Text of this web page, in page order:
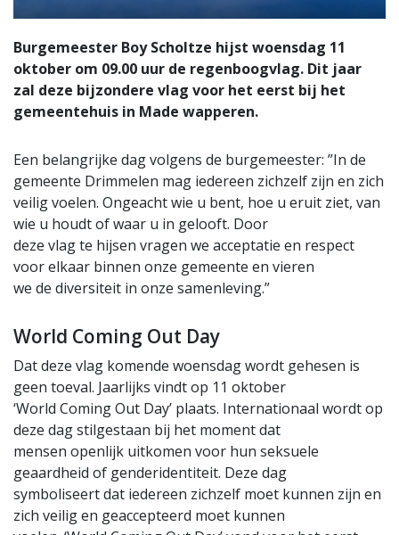
Burgemeester Boy Scholtze hijst woensdag 11
oktober om 09.00 uur de regenboogvlag. Dit jaar
zal deze bijzondere vlag voor het eerst bij het
gemeentehuis in Made wapperen.
Een belangrijke dag volgens de burgemeester: ”In de
gemeente Drimmelen mag iedereen zichzelf zijn en zich
veilig voelen. Ongeacht wie u bent, hoe u eruit ziet, van
wie u houdt of waar u in gelooft. Door
deze vlag te hijsen vragen we acceptatie en respect
voor elkaar binnen onze gemeente en vieren
we de diversiteit in onze samenleving.”
World Coming Out Day
Dat deze vlag komende woensdag wordt gehesen is
geen toeval. Jaarlijks vindt op 11 oktober
‘World Coming Out Day’ plaats. Internationaal wordt op
deze dag stilgestaan bij het moment dat
mensen openlijk uitkomen voor hun seksuele
geaardheid of genderidentiteit. Deze dag
symboliseert dat iedereen zichzelf moet kunnen zijn en
zich veilig en geaccepteerd moet kunnen